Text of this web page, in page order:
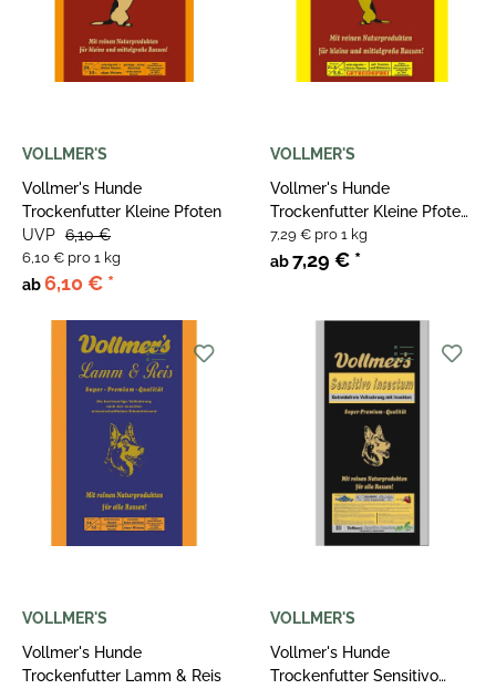
VOLLMER'S
Vollmer's Hunde
Trockenfutter Kleine Pfoten
ab6,10 € *
UVP 6,10 €
6,10 € pro 1 kg
VOLLMER'S
Vollmer's Hunde
Trockenfutter Kleine Pfoten
light
ab7,29 € *
7,29 € pro 1 kg
VOLLMER'S
Vollmer's Hunde
Trockenfutter Lamm & Reis
VOLLMER'S
Vollmer's Hunde
Trockenfutter Sensitivo